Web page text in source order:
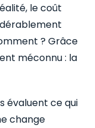
le coût
? Grâce
méconnu : la
évaluent ce qui
change